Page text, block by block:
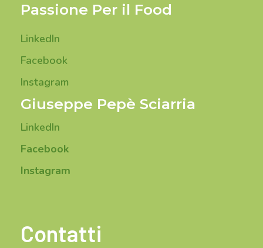
Passione Per il Food
LinkedIn
Facebook
Instagram
Giuseppe Pepè Sciarria
LinkedIn
Facebook
Instagram
Contatti